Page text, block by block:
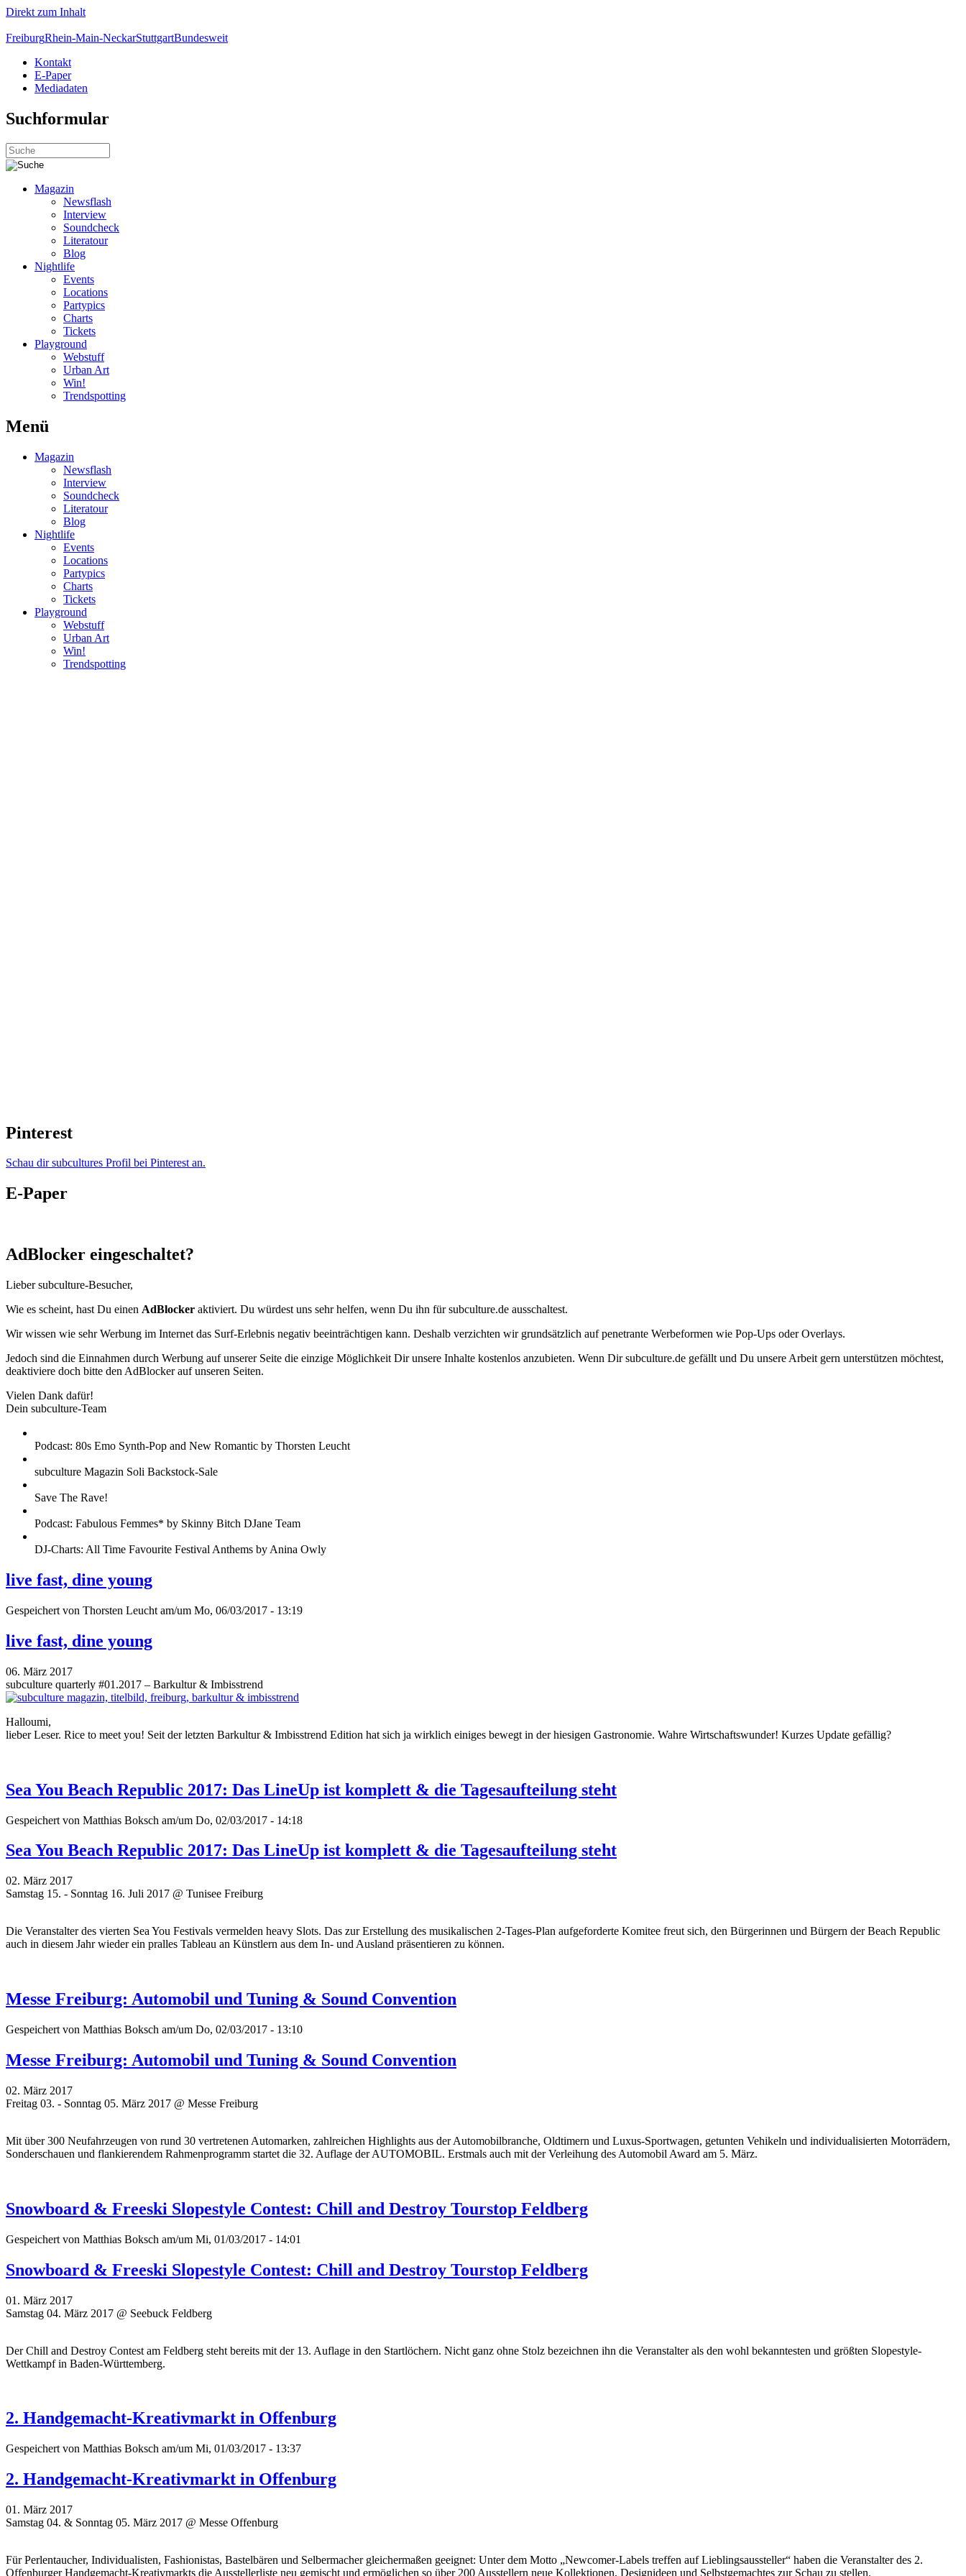
Direkt zum Inhalt
FreiburgRhein-Main-NeckarStuttgartBundesweit
Kontakt
E-Paper
Mediadaten
Suchformular
Magazin
Newsflash
Interview
Soundcheck
Literatour
Blog
Nightlife
Events
Locations
Partypics
Charts
Tickets
Playground
Webstuff
Urban Art
Win!
Trendspotting
Menü
Magazin
Newsflash
Interview
Soundcheck
Literatour
Blog
Nightlife
Events
Locations
Partypics
Charts
Tickets
Playground
Webstuff
Urban Art
Win!
Trendspotting
Pinterest
Schau dir subcultures Profil bei Pinterest an.
E-Paper
AdBlocker eingeschaltet?
Lieber subculture-Besucher,
Wie es scheint, hast Du einen AdBlocker aktiviert. Du würdest uns sehr helfen, wenn Du ihn für subculture.de ausschaltest.
Wir wissen wie sehr Werbung im Internet das Surf-Erlebnis negativ beeinträchtigen kann. Deshalb verzichten wir grundsätzlich auf penetrante Werbeformen wie Pop-Ups oder Overlays.
Jedoch sind die Einnahmen durch Werbung auf unserer Seite die einzige Möglichkeit Dir unsere Inhalte kostenlos anzubieten. Wenn Dir subculture.de gefällt und Du unsere Arbeit gern unterstützen möchtest,
deaktiviere doch bitte den AdBlocker auf unseren Seiten.
Vielen Dank dafür!
Dein subculture-Team
Podcast: 80s Emo Synth-Pop and New Romantic by Thorsten Leucht
subculture Magazin Soli Backstock-Sale
Save The Rave!
Podcast: Fabulous Femmes* by Skinny Bitch DJane Team
DJ-Charts: All Time Favourite Festival Anthems by Anina Owly
live fast, dine young
Gespeichert von Thorsten Leucht am/um Mo, 06/03/2017 - 13:19
live fast, dine young
06. März 2017
subculture quarterly #01.2017 – Barkultur & Imbisstrend
Halloumi,
lieber Leser. Rice to meet you! Seit der letzten Barkultur & Imbisstrend Edition hat sich ja wirklich einiges bewegt in der hiesigen Gastronomie. Wahre Wirtschaftswunder! Kurzes Update gefällig?
Sea You Beach Republic 2017: Das LineUp ist komplett & die Tagesaufteilung steht
Gespeichert von Matthias Boksch am/um Do, 02/03/2017 - 14:18
Sea You Beach Republic 2017: Das LineUp ist komplett & die Tagesaufteilung steht
02. März 2017
Samstag 15. - Sonntag 16. Juli 2017 @ Tunisee Freiburg
Die Veranstalter des vierten Sea You Festivals vermelden heavy Slots. Das zur Erstellung des musikalischen 2-Tages-Plan aufgeforderte Komitee freut sich, den Bürgerinnen und Bürgern der Beach Republic
auch in diesem Jahr wieder ein pralles Tableau an Künstlern aus dem In- und Ausland präsentieren zu können.
Messe Freiburg: Automobil und Tuning & Sound Convention
Gespeichert von Matthias Boksch am/um Do, 02/03/2017 - 13:10
Messe Freiburg: Automobil und Tuning & Sound Convention
02. März 2017
Freitag 03. - Sonntag 05. März 2017 @ Messe Freiburg
Mit über 300 Neufahrzeugen von rund 30 vertretenen Automarken, zahlreichen Highlights aus der Automobilbranche, Oldtimern und Luxus-Sportwagen, getunten Vehikeln und individualisierten Motorrädern,
Sonderschauen und flankierendem Rahmenprogramm startet die 32. Auflage der AUTOMOBIL. Erstmals auch mit der Verleihung des Automobil Award am 5. März.
Snowboard & Freeski Slopestyle Contest: Chill and Destroy Tourstop Feldberg
Gespeichert von Matthias Boksch am/um Mi, 01/03/2017 - 14:01
Snowboard & Freeski Slopestyle Contest: Chill and Destroy Tourstop Feldberg
01. März 2017
Samstag 04. März 2017 @ Seebuck Feldberg
Der Chill and Destroy Contest am Feldberg steht bereits mit der 13. Auflage in den Startlöchern. Nicht ganz ohne Stolz bezeichnen ihn die Veranstalter als den wohl bekanntesten und größten Slopestyle-
Wettkampf in Baden-Württemberg.
2. Handgemacht-Kreativmarkt in Offenburg
Gespeichert von Matthias Boksch am/um Mi, 01/03/2017 - 13:37
2. Handgemacht-Kreativmarkt in Offenburg
01. März 2017
Samstag 04. & Sonntag 05. März 2017 @ Messe Offenburg
Für Perlentaucher, Individualisten, Fashionistas, Bastelbären und Selbermacher gleichermaßen geeignet: Unter dem Motto „Newcomer-Labels treffen auf Lieblingsaussteller“ haben die Veranstalter des 2.
Offenburger Handgemacht-Kreativmarkts die Ausstellerliste neu gemischt und ermöglichen so über 200 Ausstellern neue Kollektionen, Designideen und Selbstgemachtes zur Schau zu stellen.